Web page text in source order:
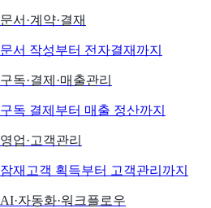
문서·계약·결재
문서 작성부터 전자결재까지
구독·결제·매출관리
구독 결제부터 매출 정산까지
영업·고객관리
잠재고객 획득부터 고객관리까지
AI·자동화·워크플로우